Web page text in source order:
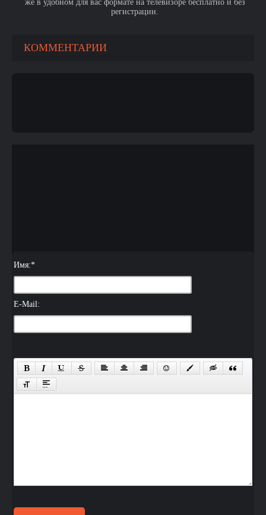
же в удобном для вас формате на телевизоре бесплатно и без
регистрации.
КОММЕНТАРИИ
Имя:*
E-Mail: